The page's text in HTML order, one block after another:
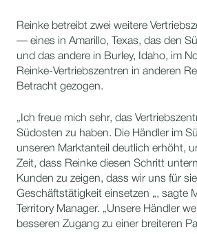
Reinke betreibt zwei weitere
— eines in Amarillo, Texas, das den
und das andere in Burley, Idaho, im
Reinke-Vertriebszentren in anderen
Betracht gezogen.
„Ich freue mich sehr, das
Südosten zu haben. Die Händler im
unseren Marktanteil deutlich erhöht,
Zeit, dass Reinke diesen Schritt
Kunden zu zeigen, dass wir uns für
Geschäftstätigkeit einsetzen „, sagte
Territory Manager. „Unsere Händler
besseren Zugang zu einer breiteren